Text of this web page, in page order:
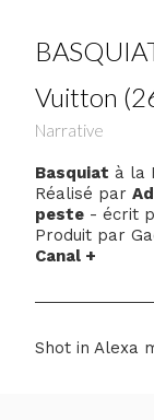
Vuitton
Narrative
Basquiat à la
Réalisé par
peste - écrit
Produit par
Canal +
Shot in Alexa